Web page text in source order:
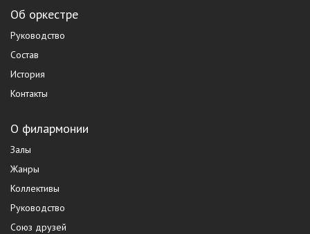
Об оркестре
Руководство
Состав
История
Контакты
О филармонии
Залы
Жанры
Коллективы
Руководство
Союз друзей